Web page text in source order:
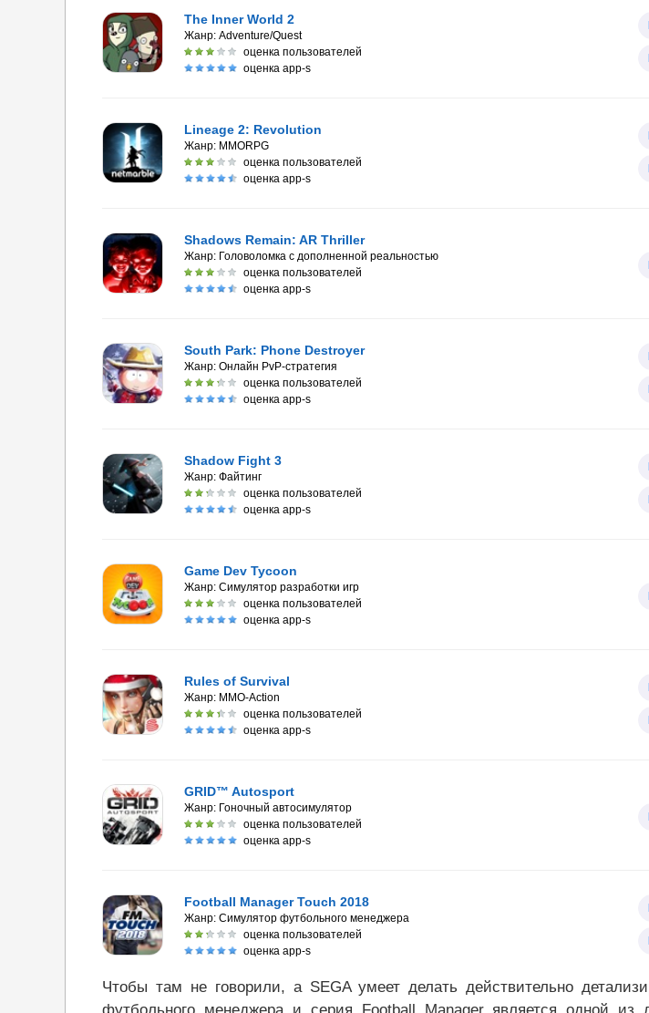
The Inner World 2
Жанр: Adventure/Quest
оценка пользователей
оценка app-s
Lineage 2: Revolution
Жанр: MMORPG
оценка пользователей
оценка app-s
Shadows Remain: AR Thriller
Жанр: Головоломка с дополненной реальностью
оценка пользователей
оценка app-s
South Park: Phone Destroyer
Жанр: Онлайн PvP-стратегия
оценка пользователей
оценка app-s
Shadow Fight 3
Жанр: Файтинг
оценка пользователей
оценка app-s
Game Dev Tycoon
Жанр: Симулятор разработки игр
оценка пользователей
оценка app-s
Rules of Survival
Жанр: MMO-Action
оценка пользователей
оценка app-s
GRID™ Autosport
Жанр: Гоночный автосимулятор
оценка пользователей
оценка app-s
Football Manager Touch 2018
Жанр: Симулятор футбольного менеджера
оценка пользователей
оценка app-s
Чтобы там не говорили, а SEGA умеет делать действительно